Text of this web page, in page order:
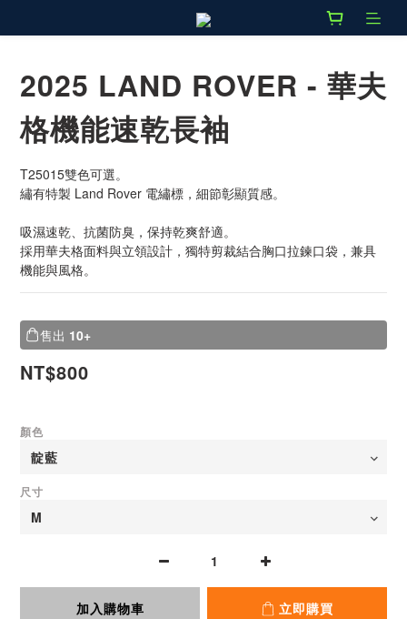
2025 LAND ROVER - 華夫
格機能速乾長袖
T25015雙色可選。
繡有特製 Land Rover 電繡標，細節彰顯質感。
吸濕速乾、抗菌防臭，保持乾爽舒適。
採用華夫格面料與立領設計，獨特剪裁結合胸口拉鍊口袋，兼具
機能與風格。
售出 10+
NT$800
顏色
尺寸
加入購物車 立即購買